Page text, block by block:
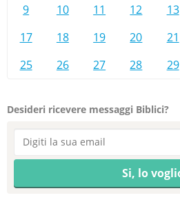
9
10 11 12 13
17
18 19 20 21
25
26 27 28 29
Desideri ricevere messaggi Biblici?